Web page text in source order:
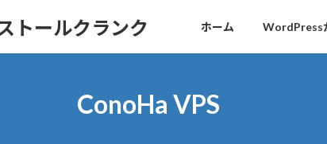
トールクランク ホーム WordPress
ConoHa VPS